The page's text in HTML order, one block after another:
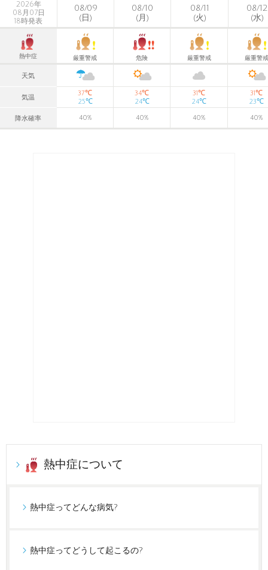
2026年
08月07日
18時発表
08/09
(日)
08/10
(月)
08/11
(火)
08/12
(水)
熱中症 厳重警戒 危険 厳重警戒 厳重警戒
天気
気温
37℃
25℃
34℃
24℃
31℃
24℃
31℃
23℃
降水確率 40% 40% 40% 40%
熱中症について
熱中症ってどんな病気?
熱中症ってどうして起こるの?